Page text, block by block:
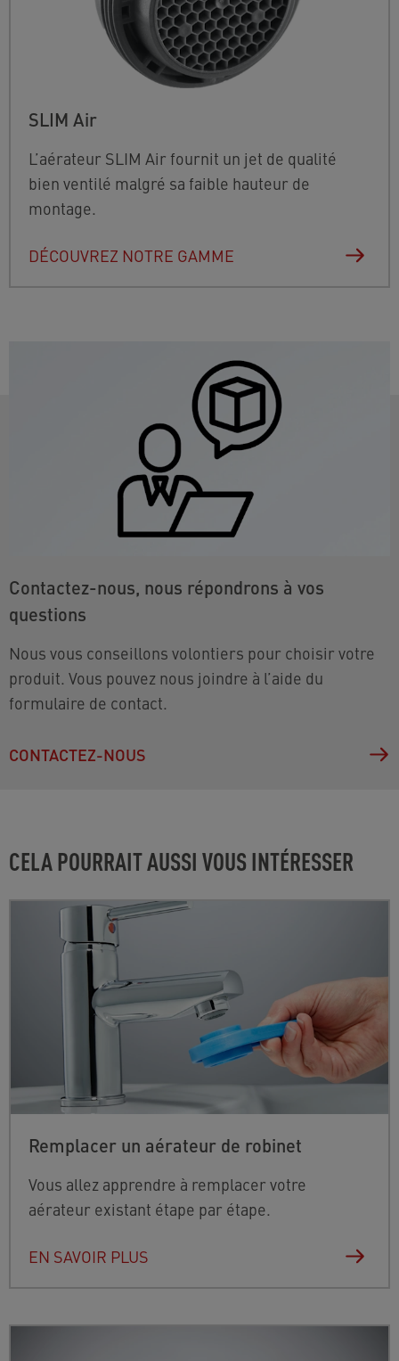
SLIM Air
L’aérateur SLIM Air fournit un jet de qualité
bien ventilé malgré sa faible hauteur de
montage.
DÉCOUVREZ NOTRE GAMME
Contactez-nous, nous répondrons à vos
questions
Nous vous conseillons volontiers pour choisir votre
produit. Vous pouvez nous joindre à l’aide du
formulaire de contact.
CONTACTEZ-NOUS
CELA POURRAIT AUSSI VOUS INTÉRESSER
Remplacer un aérateur de robinet
Vous allez apprendre à remplacer votre
aérateur existant étape par étape.
EN SAVOIR PLUS